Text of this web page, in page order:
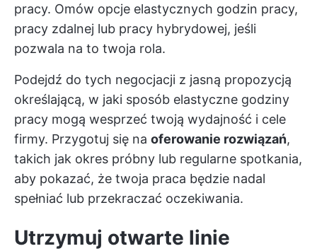
pracy. Omów opcje elastycznych godzin pracy,
pracy zdalnej lub pracy hybrydowej, jeśli
pozwala na to twoja rola.
Podejdź do tych negocjacji z jasną propozycją
określającą, w jaki sposób elastyczne godziny
pracy mogą wesprzeć twoją wydajność i cele
firmy. Przygotuj się na oferowanie rozwiązań,
takich jak okres próbny lub regularne spotkania,
aby pokazać, że twoja praca będzie nadal
spełniać lub przekraczać oczekiwania.
Utrzymuj otwarte linie